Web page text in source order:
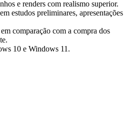
e renders com realismo superior.
estudos preliminares, apresentações
comparação com a compra dos
10 e Windows 11.